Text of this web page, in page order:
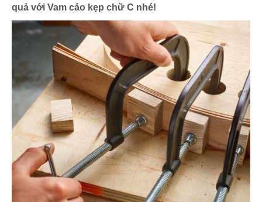
quả với Vam cảo kẹp chữ C nhé!